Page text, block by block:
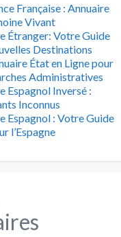
Française : Annuaire
Vivant
Étranger: Votre Guide
Destinations
État en Ligne pour
Administratives
Espagnol Inversé :
Inconnus
Espagnol : Votre Guide
l’Espagne